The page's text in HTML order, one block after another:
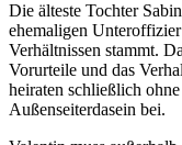
Die älteste Tochter
ehemaligen
Verhältnissen stammt.
Vorurteile und das
heiraten schließlich
Außenseiterdasein bei.